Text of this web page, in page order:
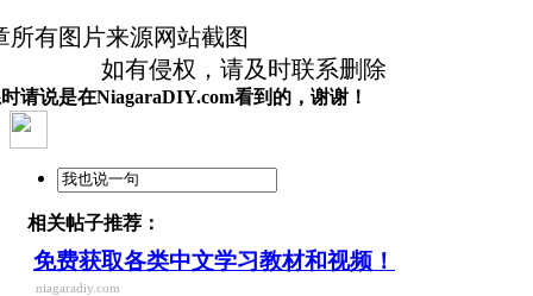
所有图片来源网站截图
如有侵权，请及时联系删除
请说是在NiagaraDIY.com看到的，谢谢！
相关帖子推荐：
免费获取各类中文学习教材和视频！
niagaradiy.com